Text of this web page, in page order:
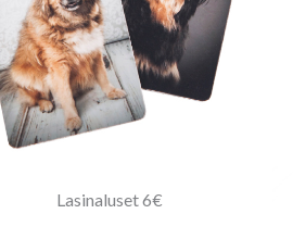
Lasinaluset 6€